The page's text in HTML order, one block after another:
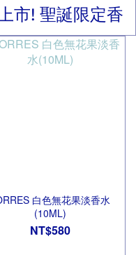
市! 聖誕限定香
白色無花果淡香水
(10ML)
NT$580